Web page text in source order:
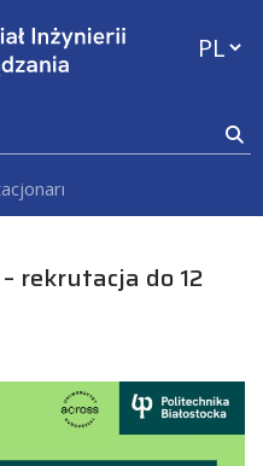
– rekrutacja do 12
rekrutacja do 12